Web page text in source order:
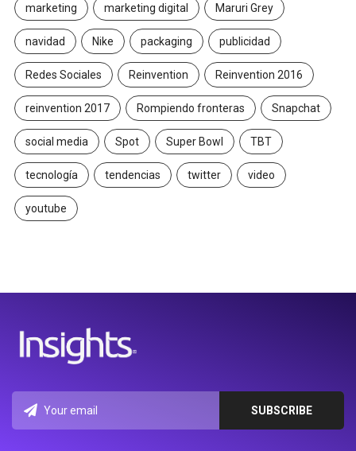
marketing marketing digital Maruri Grey
navidad Nike packaging publicidad
Redes Sociales Reinvention Reinvention 2016
reinvention 2017 Rompiendo fronteras Snapchat
social media Spot Super Bowl TBT
tecnología tendencias twitter video
youtube